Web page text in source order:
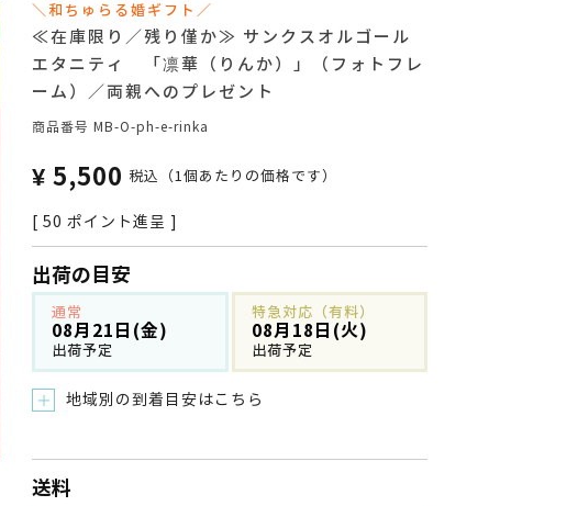
＼和ちゅらる婚ギフト／
≪在庫限り／残り僅か≫ サンクスオルゴール
エタニティ 「凛華（りんか）」（フォトフレ
ーム）／両親へのプレゼント
商品番号 MB-O-ph-e-rinka
¥ 5,500 税込 （1個あたりの価格です）
[ 50 ポイント進呈 ]
出荷の目安
通常
08月21日(金)
出荷予定
特急対応（有料）
08月18日(火)
出荷予定
＋ 地域別の到着目安はこちら
送料